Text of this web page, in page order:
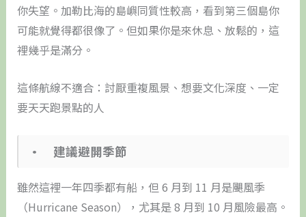
你失望。加勒比海的島嶼同質性較高，看到第三個島你
可能就覺得都很像了。但如果你是來休息、放鬆的，這
裡幾乎是滿分。
這條航線不適合：討厭重複風景、想要文化深度、一定
要天天跑景點的人
• 建議避開季節
雖然這裡一年四季都有船，但 6 月到 11 月是颶風季
（Hurricane Season），尤其是 8 月到 10 月風險最高。